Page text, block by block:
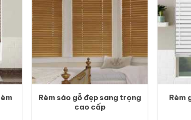
Rèm sáo gỗ đẹp sang trọng
cao cấp
Rèm